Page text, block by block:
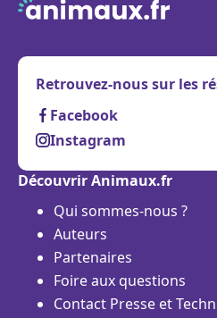
Retrouvez-nous sur les
Facebook
Instagram
Découvrir Animaux.fr
Qui sommes-nous ?
Auteurs
Partenaires
Foire aux questions
Contact Presse et